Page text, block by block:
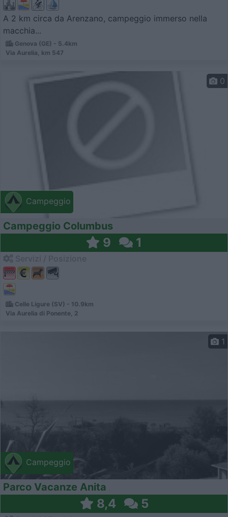
A 2 km circa da Arenzano, campeggio immerso nella
macchia...
Genova (GE) - 5.4km
Via Aurelia, km 547
Campeggio
0
Campeggio Columbus
9 1
Celle Ligure (SV) - 10.9km
Via Aurelia di Ponente, 2
Campeggio
1
Parco Vacanze Anita
8,4 5